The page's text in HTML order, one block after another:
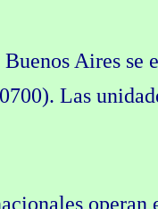
Aires se
Las